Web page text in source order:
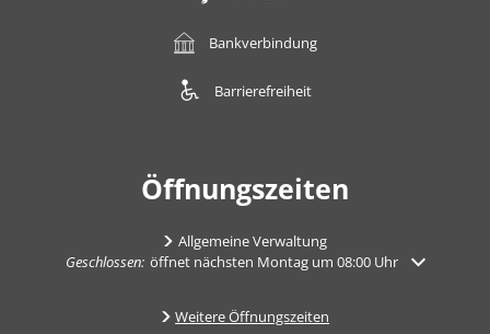
Bankverbindung
Barrierefreiheit
Öffnungszeiten
Allgemeine Verwaltung
Klicken, um weitere Öffnungs- oder Schließzeiten auszublenden
Geschlossen: öffnet nächsten Montag um 08:00 Uhr
Weitere Öffnungszeiten